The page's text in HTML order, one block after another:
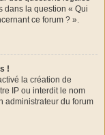
dans la question « Qui
ce forum ? ».
!
la création de
IP ou interdit le nom
administrateur du forum